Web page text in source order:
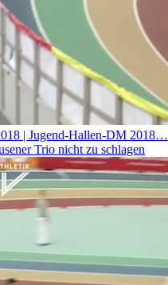
| Jugend-Hallen-DM 2018…
Trio nicht zu schlagen